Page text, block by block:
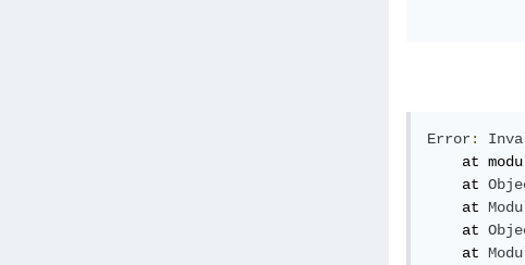
//
'--
//
:
Error:
at
    at
    at
    at
    at